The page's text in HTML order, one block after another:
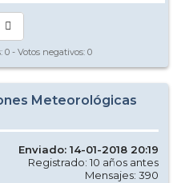
0 - Votos negativos: 0
Meteorológicas
Enviado: 14-01-2018 20:19
Registrado: 10 años antes
Mensajes: 390